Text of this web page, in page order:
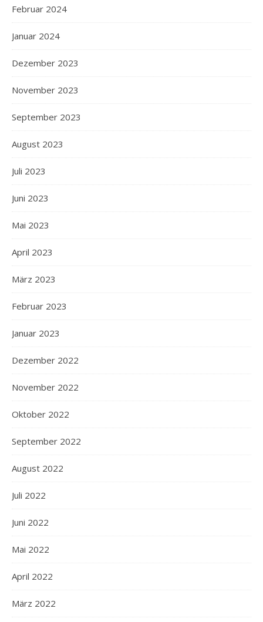
Februar 2024
Januar 2024
Dezember 2023
November 2023
September 2023
August 2023
Juli 2023
Juni 2023
Mai 2023
April 2023
März 2023
Februar 2023
Januar 2023
Dezember 2022
November 2022
Oktober 2022
September 2022
August 2022
Juli 2022
Juni 2022
Mai 2022
April 2022
März 2022